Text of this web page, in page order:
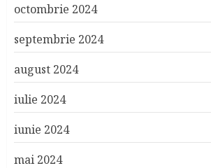
octombrie 2024
septembrie 2024
august 2024
iulie 2024
iunie 2024
mai 2024